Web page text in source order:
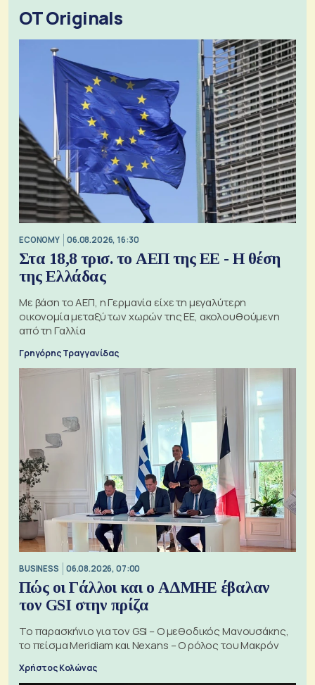
OT Originals
ECONOMY 06.08.2026, 16:30
Στα 18,8 τρισ. το ΑΕΠ της ΕΕ - Η θέση
της Ελλάδας
Με βάση το ΑΕΠ, η Γερμανία είχε τη μεγαλύτερη
οικονομία μεταξύ των χωρών της ΕΕ, ακολουθούμενη
από τη Γαλλία
Γρηγόρης Τραγγανίδας
BUSINESS 06.08.2026, 07:00
Πώς οι Γάλλοι και ο ΑΔΜΗΕ έβαλαν
τον GSI στην πρίζα
Το παρασκήνιο για τον GSI – Ο μεθοδικός Μανουσάκης,
το πείσμα Meridiam και Nexans – Ο ρόλος του Μακρόν
Χρήστος Κολώνας